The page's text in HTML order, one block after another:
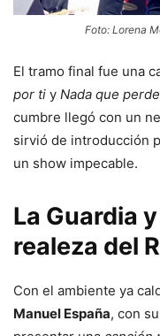
Foto: Lorena
El tramo final fue una
por ti y Nada que
cumbre llegó con un
sirvió de introducción
un show impecable.
La Guardia
realeza del
Con el ambiente ya
Manuel España, con